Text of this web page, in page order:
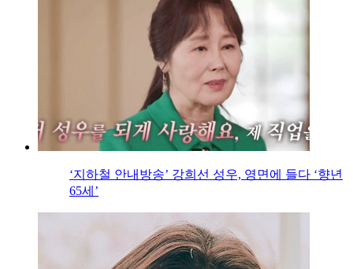
‘지하철 안내방송’ 강희선 성우, 영면에 들다 ‘향년
65세’